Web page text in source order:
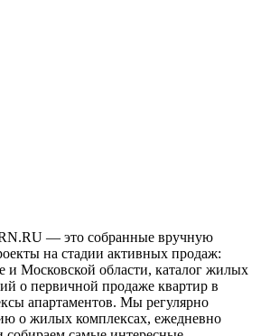
— это собранные вручную
на стадии активных продаж:
и Московской области, каталог жилых
о первичной продаже квартир в
апартаментов. Мы регулярно
о жилых комплексах, ежедневно